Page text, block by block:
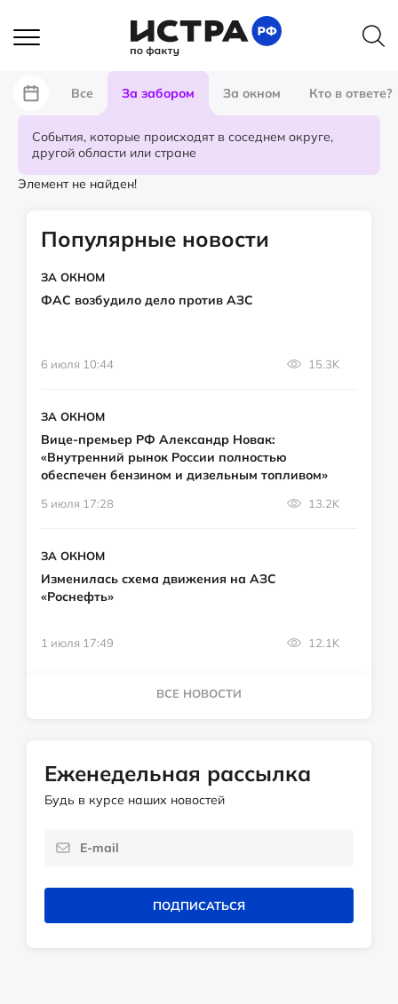
Все За забором За окном Кто в ответе?
События, которые происходят в соседнем округе,
другой области или стране
Элемент не найден!
Популярные новости
ЗА ОКНОМ
ФАС возбудило дело против АЗС
6 июля 10:44 15.3K
ЗА ОКНОМ
Вице-премьер РФ Александр Новак:
«Внутренний рынок России полностью
обеспечен бензином и дизельным топливом»
5 июля 17:28 13.2K
ЗА ОКНОМ
Изменилась схема движения на АЗС
«Роснефть»
1 июля 17:49 12.1K
ВСЕ НОВОСТИ
Еженедельная рассылка
Будь в курсе наших новостей
ПОДПИСАТЬСЯ